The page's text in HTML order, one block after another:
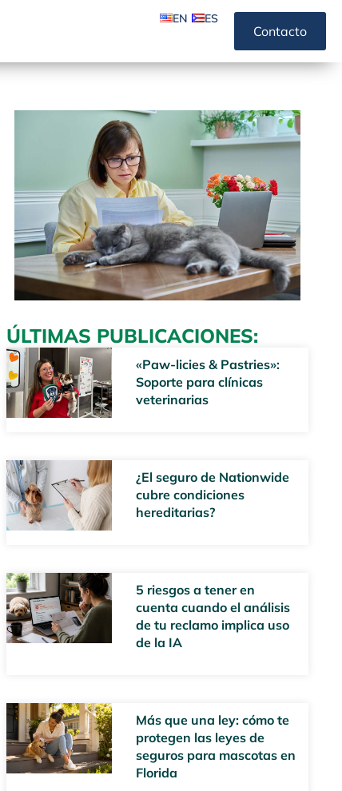
EN ES
Contacto
ÚLTIMAS PUBLICACIONES:
«Paw-licies & Pastries»:
Soporte para clínicas
veterinarias
¿El seguro de Nationwide
cubre condiciones
hereditarias?
5 riesgos a tener en
cuenta cuando el análisis
de tu reclamo implica uso
de la IA
Más que una ley: cómo te
protegen las leyes de
seguros para mascotas en
Florida